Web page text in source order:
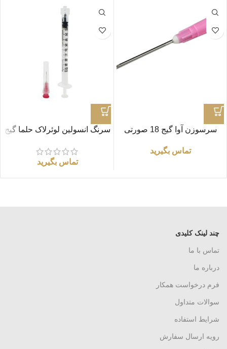
سرسوزن آوا گیج 18 صورتی
تماس بگیرید
سرنگ انسولین لوئرلاک حلما گیج
تماس بگیرید
چند لینک کلیدی
تماس با ما
درباره ما
فرم درخواست همکار
سوالات متداول
شرایط استفاده
رویه ارسال سفارش